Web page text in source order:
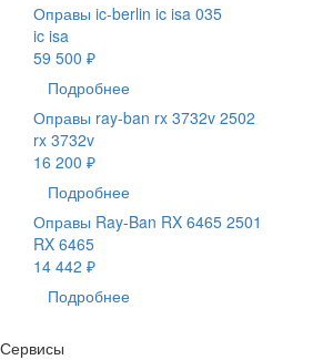
Оправы ic-berlin ic isa 035
ic isa
59 500 ₽
Подробнее
Оправы ray-ban rx 3732v 2502
rx 3732v
16 200 ₽
Подробнее
Оправы Ray-Ban RX 6465 2501
RX 6465
14 442 ₽
Подробнее
Сервисы